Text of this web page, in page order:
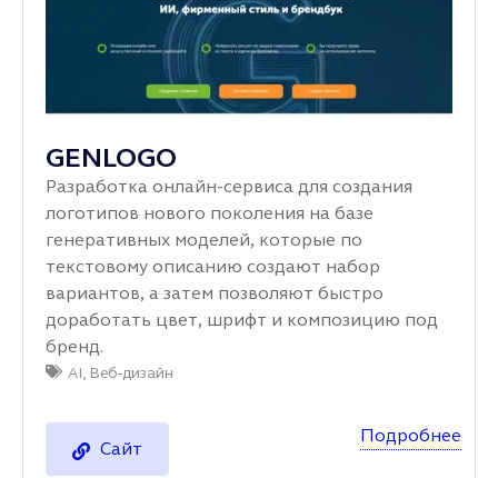
GENLOGO
Разработка онлайн‑сервиса для создания
логотипов нового поколения на базе
генеративных моделей, которые по
текстовому описанию создают набор
вариантов, а затем позволяют быстро
доработать цвет, шрифт и композицию под
бренд.
AI, Веб-дизайн
Сайт
Подробнее